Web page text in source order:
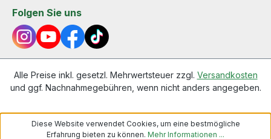
Folgen Sie uns
Alle Preise inkl. gesetzl. Mehrwertsteuer zzgl. Versandkosten
und ggf. Nachnahmegebühren, wenn nicht anders angegeben.
Diese Website verwendet Cookies, um eine bestmögliche
Erfahrung bieten zu können. Mehr Informationen ...